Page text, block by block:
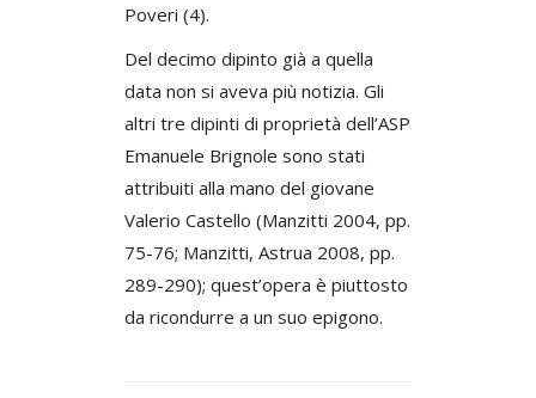
Poveri (4).
Del decimo dipinto già a quella
data non si aveva più notizia. Gli
altri tre dipinti di proprietà dell’ASP
Emanuele Brignole sono stati
attribuiti alla mano del giovane
Valerio Castello (Manzitti 2004, pp.
75-76; Manzitti, Astrua 2008, pp.
289-290); quest’opera è piuttosto
da ricondurre a un suo epigono.